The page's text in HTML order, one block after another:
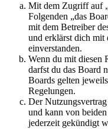
Mit dem Zugriff auf
Folgenden „das
mit dem Betreiber
und erklärst dich mit
einverstanden.
Wenn du mit diesen
darfst du das Board
Boards gelten
Regelungen.
Der
und kann von
jederzeit gekündigt